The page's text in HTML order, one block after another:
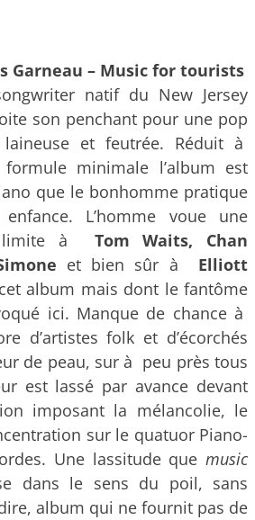
Garneau – Music for tourists
natif du New Jersey
son penchant pour une pop
et feutrée. Réduit à
minimale l’album est
que le bonhomme pratique
L’homme voue une
limite à Tom Waits, Chan
et bien sûr à Elliott
album mais dont le fantôme
ici. Manque de chance à
d’artistes folk et d’écorchés
de peau, sur à peu près tous
est lassé par avance devant
imposant la mélancolie, le
sur le quatuor Piano-
Une lassitude que music
dans le sens du poil, sans
album qui ne fournit pas de